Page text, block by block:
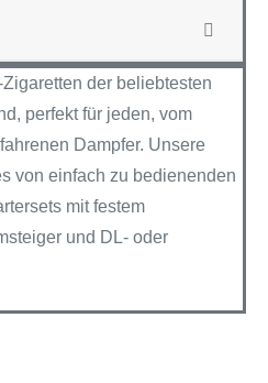
der beliebtesten
perfekt für jeden, vom
Dampfer. Unsere
von einfach zu bedienenden
mit festem
und DL- oder